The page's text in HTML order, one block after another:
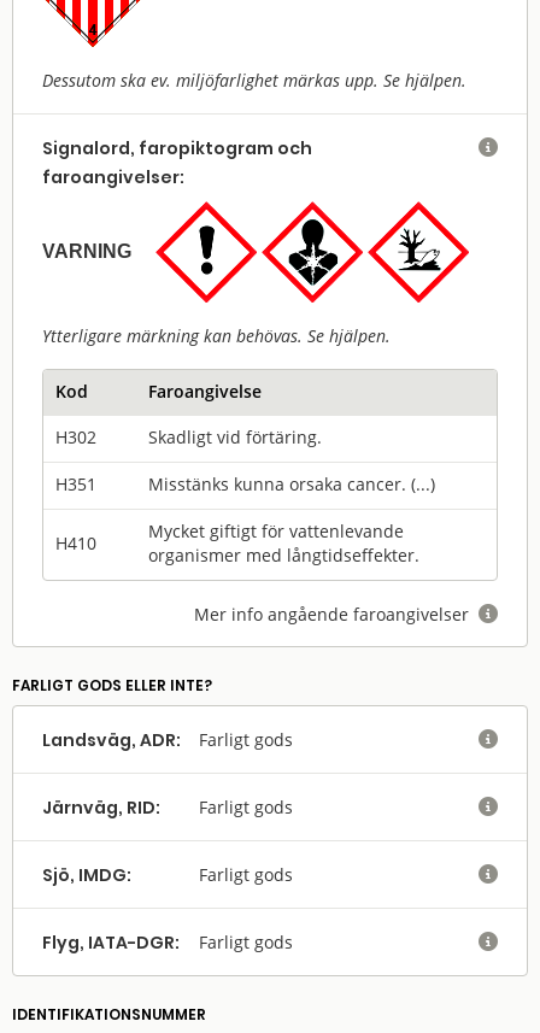
Dessutom ska ev. miljöfarlighet märkas upp. Se hjälpen.
Signalord, faropiktogram och
faroangivelser:
VARNING
Ytterligare märkning kan behövas. Se hjälpen.

Kod
Faroangivelse
H302
Skadligt vid förtäring.
H351 Misstänks kunna orsaka cancer. (...)
H410
Mycket giftigt för vattenlevande
organismer med långtidseffekter.
Mer info angående faroangivelser 
FARLIGT GODS ELLER INTE?
Landsväg, ADR: Farligt gods 
Järnväg, RID: Farligt gods 
Sjö, IMDG: Farligt gods 
Flyg, IATA-DGR: Farligt gods 
IDENTIFIKATIONSNUMMER